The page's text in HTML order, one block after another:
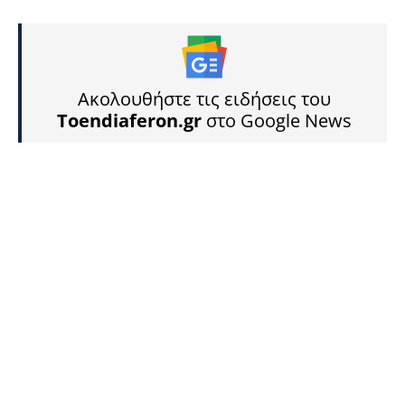
Ακολουθήστε τις ειδήσεις του
Toendiaferon.gr στο Google News